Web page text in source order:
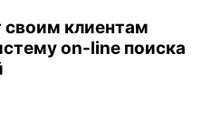
своим клиентам
on-line поиска